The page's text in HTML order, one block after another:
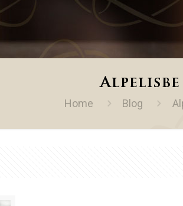
Alpelisbe
Home Blog